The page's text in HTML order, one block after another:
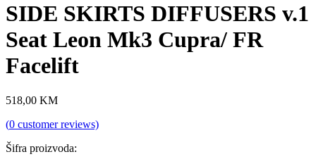
SIDE SKIRTS DIFFUSERS v.1
Seat Leon Mk3 Cupra/ FR
Facelift
518,00 KM
(0 customer reviews)
Šifra proizvoda: